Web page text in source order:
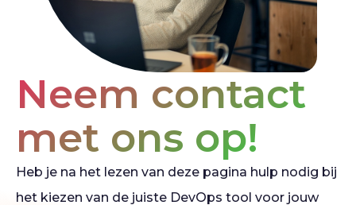
Neem contact
met ons op!
Heb je na het lezen van deze pagina hulp nodig bij
het kiezen van de juiste DevOps tool voor jouw